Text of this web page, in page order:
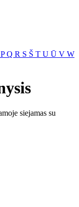
PQ R S Š T U Ū V W
siejamas su